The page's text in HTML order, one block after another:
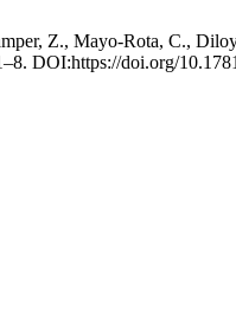
Z., Mayo-Rota, C.,
DOI:https://doi.org/